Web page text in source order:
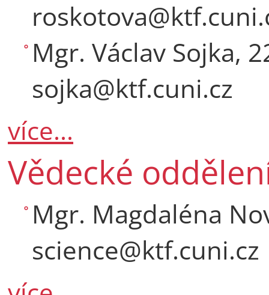
Mgr. Václav Sojka,
sojka@ktf.cuni.cz
více...
Vědecké
Mgr. Magdaléna
science@ktf.cuni.cz